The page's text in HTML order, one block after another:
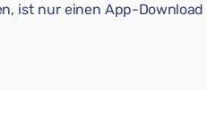
ist nur einen App-Download